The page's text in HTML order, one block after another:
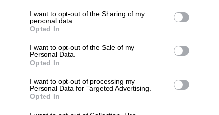
not limited to your visit or usage behaviour. You may click to
grant or deny consent to Google and its third-party tags to
use your data for below specified purposes in below Google
consent section.
I want to opt-out of the Sharing of my
personal data.
Opted In
I want to opt-out of the Sale of my
Personal Data.
Opted In
I want to opt-out of processing my
Personal Data for Targeted Advertising.
Opted In
αρκεί βέβαια ο εντοπισμός. Χρειάζεται και
ένα σύστημα αποτροπής ή μετριασμού των
κινδύνων και επιπλέον η παρακολούθηση της
σωστής εφαρμογής του συστήματος
αποτροπής ή μετριασμού των κινδύνων.
Βέβαια, έχω στο μυαλό μου το τραγικό
δυστύχημα στα Τέμπη, που είναι καθαρή